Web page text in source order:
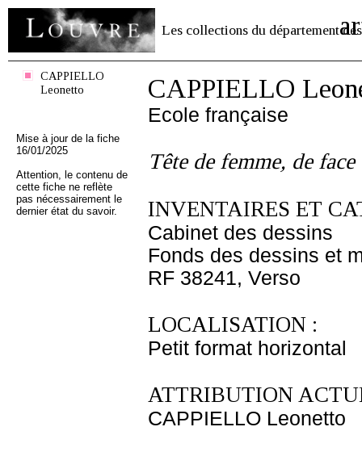
Les collections du département des
CAPPIELLO
Leonetto
Mise à jour de la fiche
16/01/2025
Attention, le contenu de
cette fiche ne reflète
pas nécessairement le
dernier état du savoir.
CAPPIELLO
Ecole française
Tête de femme, de face
INVENTAIRES ET
Cabinet des dessins
Fonds des dessins et
RF 38241, Verso
LOCALISATION :
Petit format horizontal
ATTRIBUTION
CAPPIELLO Leonetto